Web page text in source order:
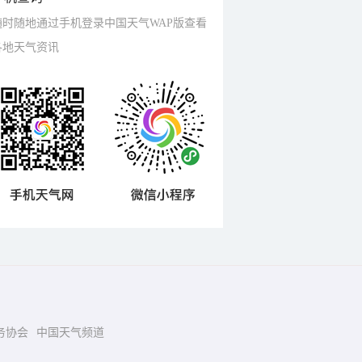
时随地通过手机登录中国天气WAP版查看
地天气资讯
协会 中国天气频道